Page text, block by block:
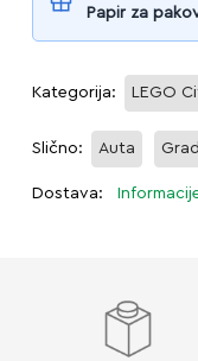
Papir za
Kategorija: LEGO
Slično: Auta
Dostava: